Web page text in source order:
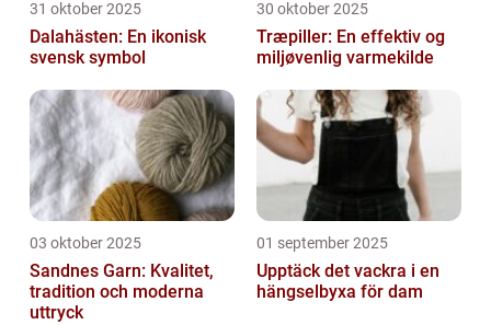
31 oktober 2025
Dalahästen: En ikonisk
svensk symbol
30 oktober 2025
Træpiller: En effektiv og
miljøvenlig varmekilde
03 oktober 2025
Sandnes Garn: Kvalitet,
tradition och moderna
uttryck
01 september 2025
Upptäck det vackra i en
hängselbyxa för dam